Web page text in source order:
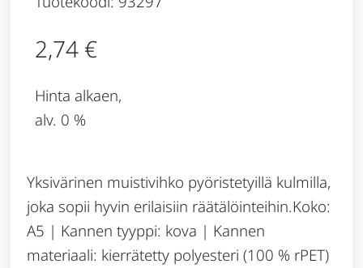
2,74 €
Hinta alkaen,
alv. 0 %
Yksivärinen muistivihko pyöristetyillä kulmilla,
joka sopii hyvin erilaisiin räätälöinteihin.Koko:
A5 | Kannen tyyppi: kova | Kannen
materiaali: kierrätetty polyesteri (100 % rPET)